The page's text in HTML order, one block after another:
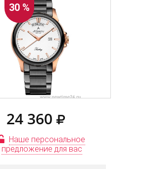
30 %
24 360
Наше персональное
предложение для вас